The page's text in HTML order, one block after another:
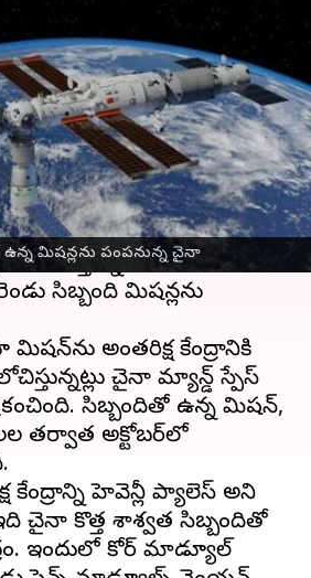
మిషన్లను పంపనున్న చైనా
రెండు
మిషన్లను
Feb 20, 2023 04:52 pm
సామాగ్రితో పాటుగా చైనా
పనిచేస్తున్న టియాంగాంగ్
సిబ్బంది మిషన్లను
అంతరిక్ష కేంద్రానికి
చైనా మ్యాన్డ్ స్పేస్
సిబ్బందితో ఉన్న మిషన్,
తర్వాత అక్టోబర్‌లో
కేంద్రాన్ని హెవెన్లీ ప్యాలెస్ అని
చైనా కొత్త శాశ్వత సిబ్బందితో
ఇందులో కోర్ మాడ్యూల్